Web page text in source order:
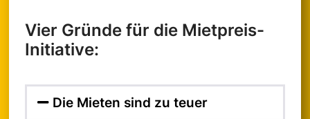
Vier Gründe für die Mietpreis-
Initiative:
Die Mieten sind zu teuer